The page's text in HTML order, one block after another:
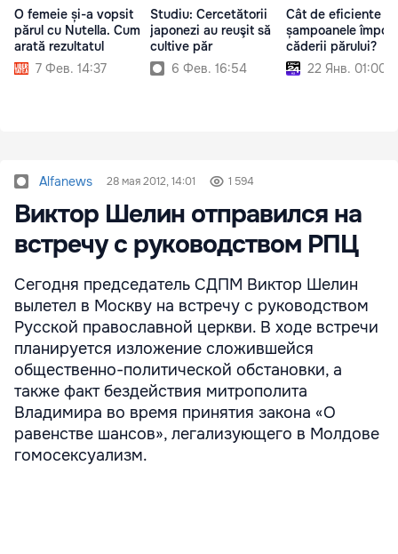
O femeie și-a vopsit
părul cu Nutella. Cum
arată rezultatul
7 Фев. 14:37
Studiu: Cercetătorii
japonezi au reuşit să
cultive păr
6 Фев. 16:54
Cât de eficiente
șampoanele
căderii părului?
22 Янв. 01:00
Alfanews 28 мая 2012, 14:01 1 594
Виктор Шелин отправился на
встречу с руководством РПЦ
Сегодня председатель СДПМ Виктор Шелин
вылетел в Москву на встречу с руководством
Русской православной церкви. В ходе встречи
планируется изложение сложившейся
общественно-политической обстановки, а
также факт бездействия митрополита
Владимира во время принятия закона «О
равенстве шансов», легализующего в Молдове
гомосексуализм.